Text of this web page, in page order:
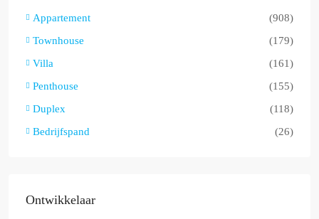
Appartement
(908)
Townhouse
(179)
Villa
(161)
Penthouse
(155)
Duplex
(118)
Bedrijfspand
(26)
Ontwikkelaar